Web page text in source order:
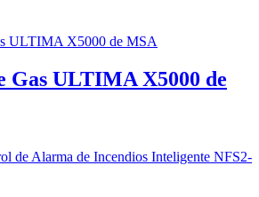
Gas ULTIMA X5000 de